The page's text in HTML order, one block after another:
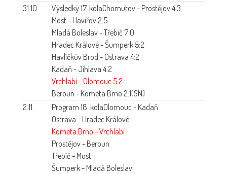
31.10.
Výsledky 17. kolaChomutov - Prostějov 4:3
Most - Havířov 2:5
Mladá Boleslav - Třebíč 7:0
Hradec Králové - Šumperk 5:2
Havlíčkův Brod - Ostrava 4:2
Kadaň - Jihlava 4:2
Vrchlabí - Olomouc 5:2
Beroun - Kometa Brno 2:1(SN)
2.11.
Program 18. kolaOlomouc - Kadaň
Ostrava - Hradec Králové
Kometa Brno - Vrchlabí
Prostějov - Beroun
Třebíč - Most
Šumperk - Mladá Boleslav